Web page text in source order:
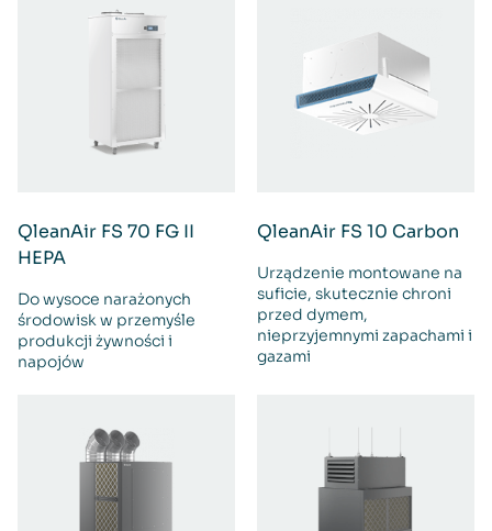
QleanAir FS 70 FG II
HEPA
Do wysoce narażonych
środowisk w przemyśle
produkcji żywności i
napojów
QleanAir FS 10 Carbon
Urządzenie montowane na
suficie, skutecznie chroni
przed dymem,
nieprzyjemnymi zapachami i
gazami